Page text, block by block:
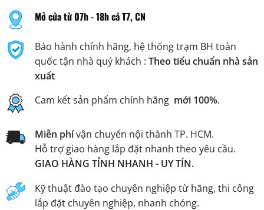
Mở cửa từ 07h - 18h cả T7, CN
Bảo hành chính hãng, hệ thống trạm BH toàn
quốc tận nhà quý khách : Theo tiểu chuẩn nhà sản
xuất
Cam kết sản phẩm chính hãng mới 100%.
Miễn phívận chuyển nội thành TP. HCM.
Hỗ trợ giao hàng lắp đặt nhanh theo yêu cầu.
GIAO HÀNG TỈNH NHANH - UY TÍN.
Kỹ thuật đào tạo chuyên nghiệp từ hãng, thi công
lắp đặt chuyên nghiệp, nhanh chóng.